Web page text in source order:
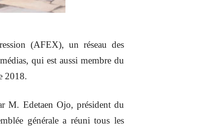
(AFEX), un réseau des
qui est aussi membre du
2018.
M. Edetaen Ojo, président du
générale a réuni tous les